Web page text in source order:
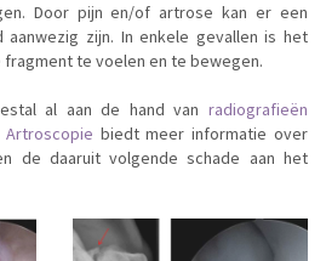
Door pijn en/of artrose kan er een
aanwezig zijn. In enkele gevallen is het
te voelen en te bewegen.
al aan de hand van radiografieën
Artroscopie biedt meer informatie over
de daaruit volgende schade aan het